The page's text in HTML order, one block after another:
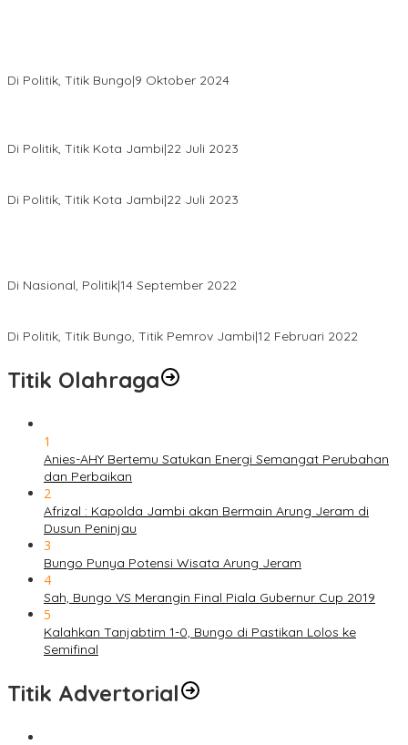
Di Politik, Titik Bungo|9 Oktober 2024
Di Politik, Titik Kota Jambi|22 Juli 2023
Di Politik, Titik Kota Jambi|22 Juli 2023
Di Nasional, Politik|14 September 2022
Di Politik, Titik Bungo, Titik Pemrov Jambi|12 Februari 2022
Titik Olahraga
1
Anies-AHY Bertemu Satukan Energi Semangat Perubahan
dan Perbaikan
2
Afrizal : Kapolda Jambi akan Bermain Arung Jeram di
Dusun Peninjau
3
Bungo Punya Potensi Wisata Arung Jeram
4
Sah, Bungo VS Merangin Final Piala Gubernur Cup 2019
5
Kalahkan Tanjabtim 1-0, Bungo di Pastikan Lolos ke
Semifinal
Titik Advertorial